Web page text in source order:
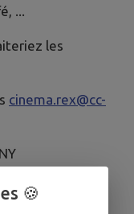
...
les
cinema.rex@cc-
🍪